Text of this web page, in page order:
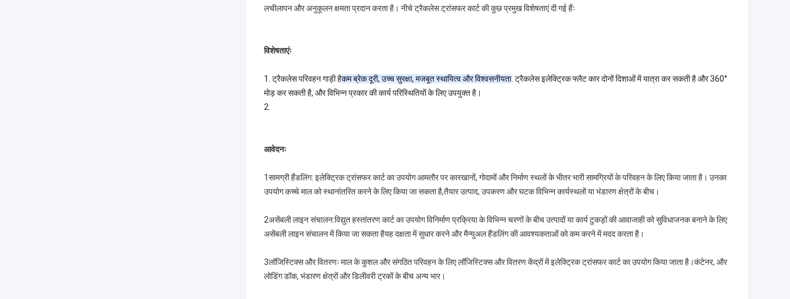
लचीलापन और अनुकूलन क्षमता प्रदान करता है। नीचे ट्रैकलेस ट्रांसफर कार्ट की कुछ प्रमुख विशेषताएं दी गई हैंः
विशेषताएंः
1. ट्रैकलेस परिवहन गाड़ी हैकम ब्रेक दूरी, उच्च सुरक्षा, मजबूत स्थायित्व और विश्वसनीयता. ट्रैकलेस इलेक्ट्रिक फ्लैट कार दोनों दिशाओं में यात्रा कर सकती है और 360°
मोड़ कर सकती है, और विभिन्न प्रकार की कार्य परिस्थितियों के लिए उपयुक्त है।
2.
आवेदनः
1सामग्री हैंडलिंग: इलेक्ट्रिक ट्रांसफर कार्ट का उपयोग आमतौर पर कारखानों, गोदामों और निर्माण स्थलों के भीतर भारी सामग्रियों के परिवहन के लिए किया जाता है। उनका
उपयोग कच्चे माल को स्थानांतरित करने के लिए किया जा सकता है,तैयार उत्पाद, उपकरण और घटक विभिन्न कार्यस्थलों या भंडारण क्षेत्रों के बीच।
2असेंबली लाइन संचालन:विद्युत हस्तांतरण कार्ट का उपयोग विनिर्माण प्रक्रिया के विभिन्न चरणों के बीच उत्पादों या कार्य टुकड़ों की आवाजाही को सुविधाजनक बनाने के लिए
असेंबली लाइन संचालन में किया जा सकता हैयह दक्षता में सुधार करने और मैन्युअल हैंडलिंग की आवश्यकताओं को कम करने में मदद करता है।
3लॉजिस्टिक्स और वितरणः माल के कुशल और संगठित परिवहन के लिए लॉजिस्टिक्स और वितरण केंद्रों में इलेक्ट्रिक ट्रांसफर कार्ट का उपयोग किया जाता है।कंटेनर, और
लोडिंग डॉक, भंडारण क्षेत्रों और डिलीवरी ट्रकों के बीच अन्य भार।